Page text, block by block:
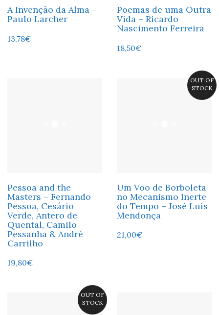
A Invenção da Alma –
Paulo Larcher
13,78€
Poemas de uma Outra
Vida – Ricardo
Nascimento Ferreira
18,50€
Pessoa and the
Masters – Fernando
Pessoa, Cesário
Verde, Antero de
Quental, Camilo
Pessanha & André
Carrilho
19,80€
OUT OF
STOCK
Um Voo de Borboleta
no Mecanismo Inerte
do Tempo – José Luís
Mendonça
21,00€
OUT OF
STOCK